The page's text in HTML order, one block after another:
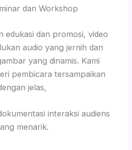
dan Workshop
edukasi dan promosi, video
audio yang jernih dan
yang dinamis. Kami
pembicara tersampaikan
jelas,
interaksi audiens
menarik.